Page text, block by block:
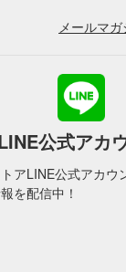
メールマ
公式アカ
アLINE公式アカウ
を配信中！